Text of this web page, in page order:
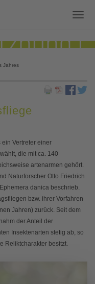
Jahres
Vertreter einer
die mit ca. 140
artenarmen gehört.
Naturforscher Otto Friedrich
danica beschrieb.
bzw. ihrer Vorfahren
Jahren) zurück. Seit dem
der Anteil der
Insektenarten stetig ab, so
Reliktcharakter besitzt.